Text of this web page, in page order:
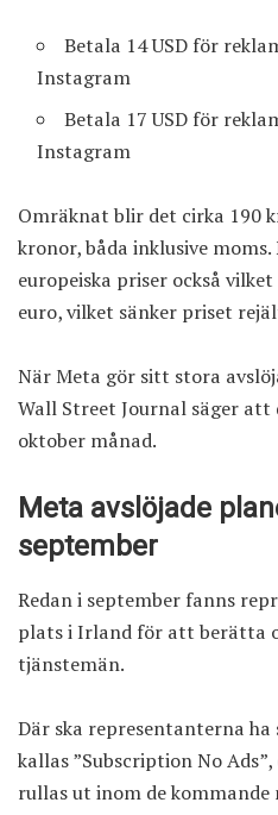
Betala 14 USD för
Instagram
Betala 17 USD för
Instagram
Omräknat blir det cirka 190
kronor, båda inklusive
europeiska priser också
euro, vilket sänker priset
När Meta gör sitt stora
Wall Street Journal säger att
oktober månad.
Meta avslöjade
september
Redan i september fanns
plats i Irland för att berätta
tjänstemän.
Där ska representanterna
kallas ”Subscription No
rullas ut inom de